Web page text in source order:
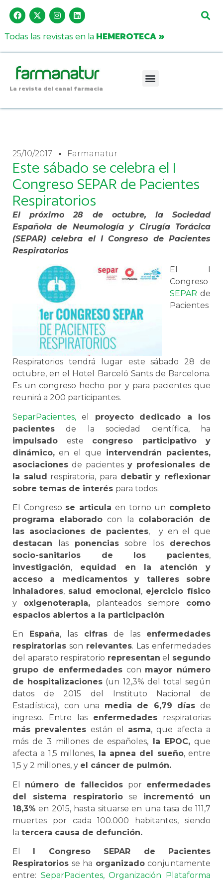
Todas las revistas en la HEMEROTECA »
La revista del canal farmacia
25/10/2017 Farmanatur
Este sábado se celebra el I
Congreso SEPAR de Pacientes
Respiratorios
El próximo 28 de octubre, la Sociedad
Española de Neumología y Cirugía Torácica
(SEPAR) celebra el I Congreso de Pacientes
Respiratorios
El I
Congreso
SEPAR de
Pacientes
Respiratorios tendrá lugar este sábado 28 de
octubre, en el Hotel Barceló Sants de Barcelona.
Es un congreso hecho por y para pacientes que
reunirá a 200 participantes.
SeparPacientes, el proyecto
dedicado a los
pacientes de la sociedad científica, ha
impulsado este congreso participativo y
dinámico, en el que intervendrán pacientes,
asociaciones de pacientes y profesionales de
la salud respiratoria, para debatir y reflexionar
sobre temas de interés para todos.
El Congreso se articula en torno un completo
programa
elaboradocon la colaboración de
las asociaciones de pacientes, y en el que
destacan las ponenciassobre los derechos
socio-sanitarios de los pacientes,
investigación, equidad en la atención
y
acceso a medicamentos y talleres sobre
inhaladores, salud emocional, ejercicio físico
y oxigenoterapia, planteados siempre como
espacios abiertos a la participación.
En España, las cifrasde las enfermedades
respiratorias son relevantes. Las enfermedades
del aparato respiratorio representan el segundo
grupo de enfermedades con mayor número
de hospitalizaciones (un 12,3% del total según
datos de 2015 del Instituto Nacional de
Estadística), con una media de 6,79 días de
ingreso. Entre las enfermedades respiratorias
más prevalentes están el asma, que afecta a
más de 3 millones de españoles, la EPOC, que
afecta a 1,5 millones,
la apnea del sueño, entre
1,5 y 2 millones, y el cáncer de pulmón.
El número de fallecidos por enfermedades
del sistema respiratorio se incrementó
un
18,3% en 2015, hasta situarse en una tasa de 111,7
muertes por cada 100.000 habitantes, siendo
la tercera causa de defunción.
El I Congreso SEPAR de Pacientes
Respiratorios se ha organizadoconjuntamente
entre: SeparPacientes, Organización Plataforma